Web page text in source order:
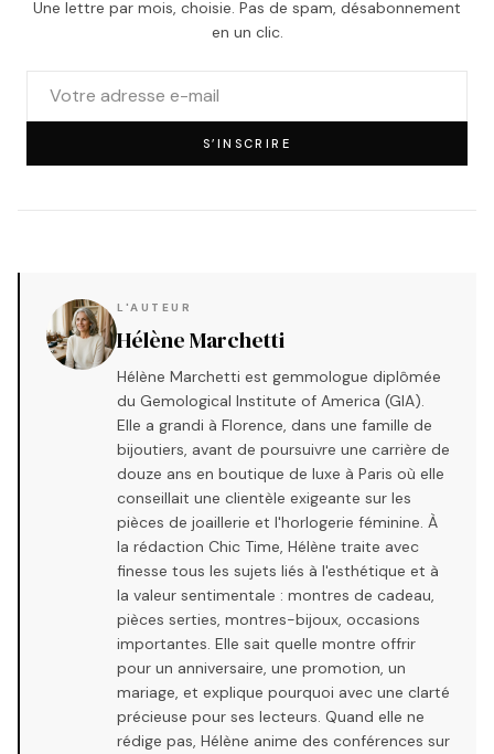
Une lettre par mois, choisie. Pas de spam, désabonnement
en un clic.
S’INSCRIRE
L'AUTEUR
Hélène Marchetti
Hélène Marchetti est gemmologue diplômée
du Gemological Institute of America (GIA).
Elle a grandi à Florence, dans une famille de
bijoutiers, avant de poursuivre une carrière de
douze ans en boutique de luxe à Paris où elle
conseillait une clientèle exigeante sur les
pièces de joaillerie et l'horlogerie féminine. À
la rédaction Chic Time, Hélène traite avec
finesse tous les sujets liés à l'esthétique et à
la valeur sentimentale : montres de cadeau,
pièces serties, montres-bijoux, occasions
importantes. Elle sait quelle montre offrir
pour un anniversaire, une promotion, un
mariage, et explique pourquoi avec une clarté
précieuse pour ses lecteurs. Quand elle ne
rédige pas, Hélène anime des conférences sur